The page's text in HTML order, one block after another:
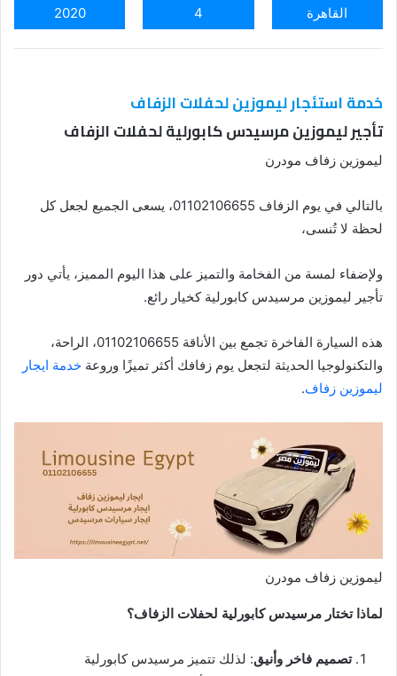
القاهرة 4
2020
خدمة استئجار ليموزين لحفلات الزفاف
تأجير ليموزين مرسيدس كابورلية لحفلات الزفاف
ليموزين زفاف مودرن
بالتالي في يوم الزفاف 01102106655، يسعى الجميع لجعل كل
لحظة لا تُنسى،
ولإضفاء لمسة من الفخامة والتميز على هذا اليوم المميز، يأتي دور
تأجير ليموزين مرسيدس كابورلية كخيار رائع.
هذه السيارة الفاخرة تجمع بين الأناقة 01102106655، الراحة،
والتكنولوجيا الحديثة لتجعل يوم زفافك أكثر تميزًا وروعة خدمة ايجار
ليموزين زفاف.
ليموزين زفاف مودرن
لماذا تختار مرسيدس كابورلية لحفلات الزفاف؟
تصميم فاخر وأنيق: لذلك تتميز مرسيدس كابورلية